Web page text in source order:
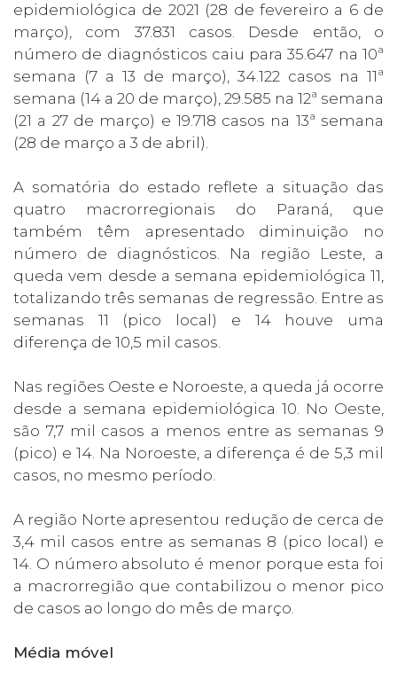
epidemiológica de 2021 (28 de fevereiro a 6 de
março), com 37.831 casos. Desde então, o
número de diagnósticos caiu para 35.647 na 10ª
semana (7 a 13 de março), 34.122 casos na 11ª
semana (14 a 20 de março), 29.585 na 12ª semana
(21 a 27 de março) e 19.718 casos na 13ª semana
(28 de março a 3 de abril).
A somatória do estado reflete a situação das
quatro macrorregionais do Paraná, que
também têm apresentado diminuição no
número de diagnósticos. Na região Leste, a
queda vem desde a semana epidemiológica 11,
totalizando três semanas de regressão. Entre as
semanas 11 (pico local) e 14 houve uma
diferença de 10,5 mil casos.
Nas regiões Oeste e Noroeste, a queda já ocorre
desde a semana epidemiológica 10. No Oeste,
são 7,7 mil casos a menos entre as semanas 9
(pico) e 14. Na Noroeste, a diferença é de 5,3 mil
casos, no mesmo período.
A região Norte apresentou redução de cerca de
3,4 mil casos entre as semanas 8 (pico local) e
14. O número absoluto é menor porque esta foi
a macrorregião que contabilizou o menor pico
de casos ao longo do mês de março.
Média móvel